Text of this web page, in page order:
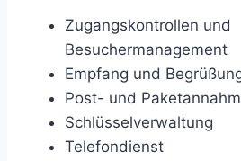
Zugangskontrollen und
Besuchermanagement
Empfang und
Post- und
Schlüsselverwaltung
Telefondienst